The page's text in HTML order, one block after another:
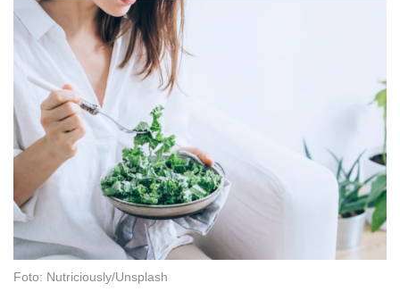
Foto: Nutriciously/Unsplash